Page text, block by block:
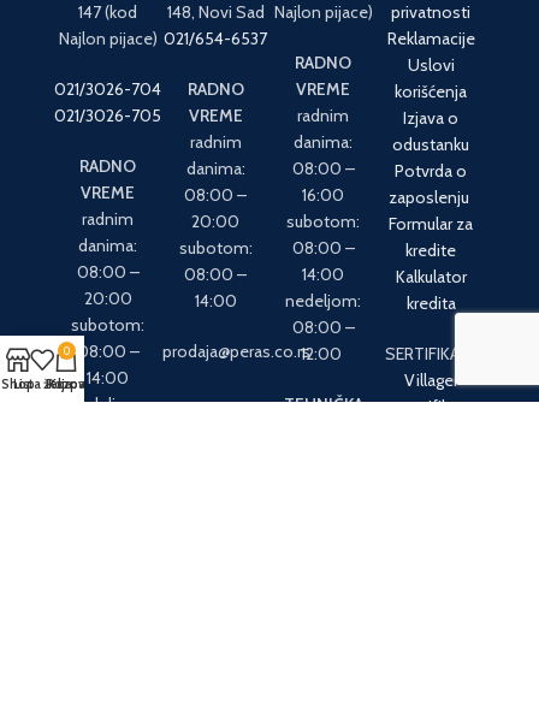
147 (kod
Najlon pijace)
021/3026-704
021/3026-705
RADNO
VREME
radnim
danima:
08:00 –
20:00
subotom:
08:00 –
14:00
nedeljom:
148, Novi Sad
021/654-6537
RADNO
VREME
radnim
danima:
08:00 –
20:00
subotom:
08:00 –
14:00
prodaja@peras.co.rs
Najlon pijace)
RADNO
VREME
radnim
danima:
08:00 –
16:00
subotom:
08:00 –
14:00
nedeljom:
08:00 –
12:00
TEHNIČKA
privatnosti
Reklamacije
Uslovi
korišćenja
Izjava o
odustanku
Potvrda o
zaposlenju
Formular za
kredite
Kalkulator
kredita
SERTIFIKATI:
Villager
sertifikat
Shop
Lista želja
0
Korpa
Pozovite nas